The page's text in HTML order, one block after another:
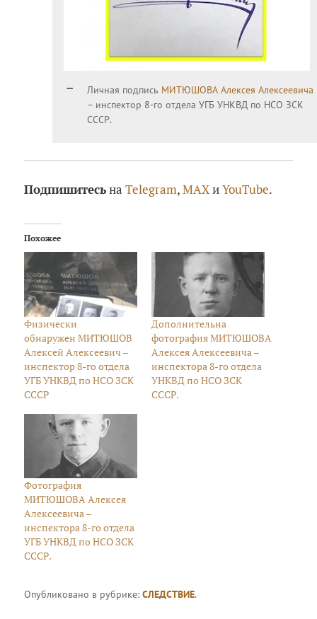
Личная подпись МИТЮШОВА Алексея Алексеевича
– инспектор 8-го отдела УГБ УНКВД по НСО ЗСК
СССР.
ПодпишитесьнаTelegram,MAXиYouTube.
Похожее
Физически
обнаружен МИТЮШОВ
Алексей Алексеевич –
инспектор 8-го отдела
УГБ УНКВД по НСО ЗСК
СССР
Дополнительна
фотография МИТЮШОВА
Алексея Алексеевича –
инспектора 8-го отдела
УНКВД по НСО ЗСК
СССР.
Фотография
МИТЮШОВА Алексея
Алексеевича –
инспектора 8-го отдела
УГБ УНКВД по НСО ЗСК
СССР.
Опубликовано в рубрике:СЛЕДСТВИЕ.